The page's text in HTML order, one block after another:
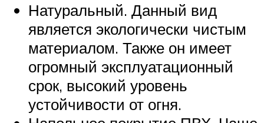
Натуральный. Данный вид
является экологически чистым
материалом. Также он имеет
огромный эксплуатационный
срок, высокий уровень
устойчивости от огня.